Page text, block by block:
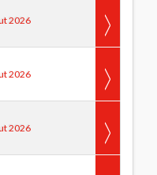
2026
2026
2026